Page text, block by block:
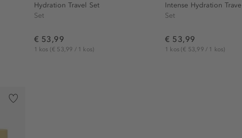
Hydration Travel Set
Set
€ 53,99
1 kos (€ 53,99 / 1 kos)
Intense Hydration
Set
€ 53,99
1 kos(€ 53,99 / 1 kos)